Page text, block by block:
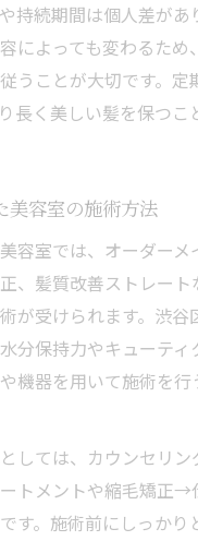
持続期間は個人差があ
によっても変わるため
うことが大切です。定
長く美しい髪を保つこ
美容室の施術方法
容室では、オーダーメ
、髪質改善ストレート
が受けられます。渋谷
分保持力やキューティ
機器を用いて施術を行
しては、カウンセリ
トメントや縮毛矯正→
す。施術前にしっかり